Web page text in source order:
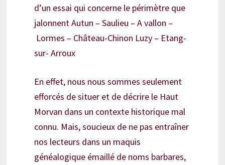
d’un essai qui concerne le périmètre que
jalonnent Autun – Saulieu – A vallon –
Lormes – Château-Chinon Luzy – Etang-
sur- Arroux
En effet, nous nous sommes seulement
efforcés de situer et de décrire le Haut
Morvan dans un contexte historique mal
connu. Mais, soucieux de ne pas entraîner
nos lecteurs dans un maquis
généalogique émaillé de noms barbares,